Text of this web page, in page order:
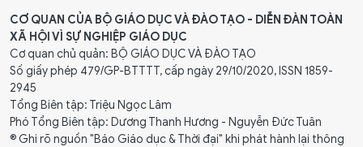
CƠ QUAN CỦA BỘ GIÁO DỤC VÀ ĐÀO TẠO - DIỄN ĐÀN TOÀN
XÃ HỘI VÌ SỰ NGHIỆP GIÁO DỤC
Cơ quan chủ quản: BỘ GIÁO DỤC VÀ ĐÀO TẠO
Số giấy phép 479/GP-BTTTT, cấp ngày 29/10/2020, ISSN 1859-
2945
Tổng Biên tập: Triệu Ngọc Lâm
Phó Tổng Biên tập: Dương Thanh Hương - Nguyễn Đức Tuân
® Ghi rõ nguồn "Báo Giáo dục & Thời đại" khi phát hành lại thông